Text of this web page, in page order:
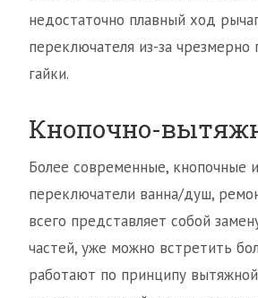
недостаточно плавный ход
переключателя из-за чрезмерно
гайки.
Кнопочно-
Более современные, кнопочные
переключатели ванна/душ,
всего представляет собой
частей, уже можно встретить
работают по принципу